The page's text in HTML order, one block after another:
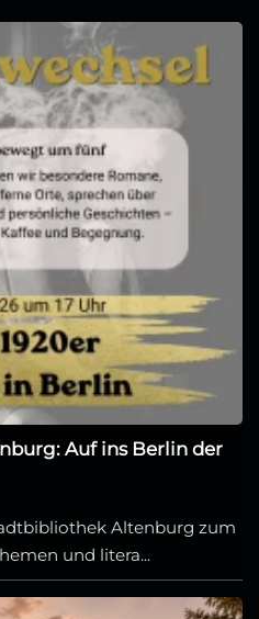
Auf ins Berlin der
Altenburg zum
und litera...